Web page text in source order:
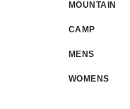
MOUNTAIN
CAMP
MENS
WOMENS